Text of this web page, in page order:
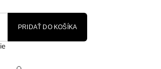
PRIDAŤ DO KOŠÍKA